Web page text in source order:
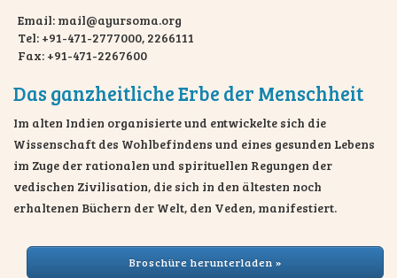
Email: mail@ayursoma.org
Tel: +91-471-2777000, 2266111
Fax: +91-471-2267600
Das ganzheitliche Erbe der Menschheit
Im alten Indien organisierte und entwickelte sich die
Wissenschaft des Wohlbefindens und eines gesunden Lebens
im Zuge der rationalen und spirituellen Regungen der
vedischen Zivilisation, die sich in den ältesten noch
erhaltenen Büchern der Welt, den Veden, manifestiert.
Broschüre herunterladen »